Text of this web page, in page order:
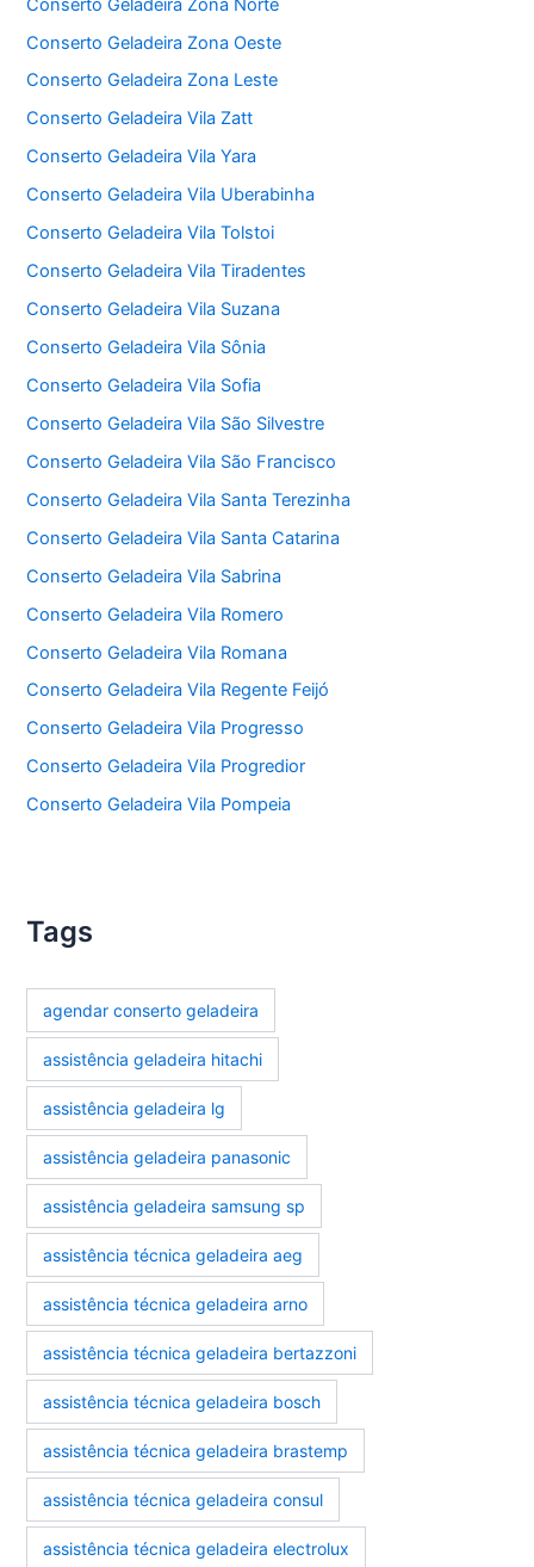
Conserto Geladeira Zona Oeste
Conserto Geladeira Zona Leste
Conserto Geladeira Vila Zatt
Conserto Geladeira Vila Yara
Conserto Geladeira Vila Uberabinha
Conserto Geladeira Vila Tolstoi
Conserto Geladeira Vila Tiradentes
Conserto Geladeira Vila Suzana
Conserto Geladeira Vila Sônia
Conserto Geladeira Vila Sofia
Conserto Geladeira Vila São Silvestre
Conserto Geladeira Vila São Francisco
Conserto Geladeira Vila Santa Terezinha
Conserto Geladeira Vila Santa Catarina
Conserto Geladeira Vila Sabrina
Conserto Geladeira Vila Romero
Conserto Geladeira Vila Romana
Conserto Geladeira Vila Regente Feijó
Conserto Geladeira Vila Progresso
Conserto Geladeira Vila Progredior
Conserto Geladeira Vila Pompeia
Tags
agendar conserto geladeira
assistência geladeira hitachi
assistência geladeira lg
assistência geladeira panasonic
assistência geladeira samsung sp
assistência técnica geladeira aeg
assistência técnica geladeira arno
assistência técnica geladeira bertazzoni
assistência técnica geladeira bosch
assistência técnica geladeira brastemp
assistência técnica geladeira consul
assistência técnica geladeira electrolux